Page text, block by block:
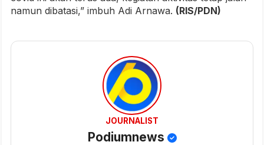
namun dibatasi,” imbuh Adi Arnawa. (RIS/PDN)
JOURNALIST
Podiumnews